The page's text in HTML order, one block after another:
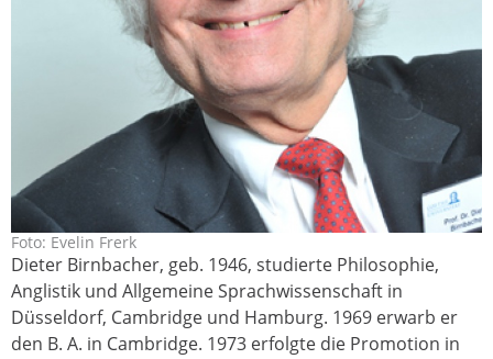
birnbacher_dieter_online_2011-
revelinfrerk__7416.jpg
Foto: Evelin Frerk
Dieter Birnbacher, geb. 1946, studierte Philosophie,
Anglistik und Allgemeine Sprachwissenschaft in
Düsseldorf, Cambridge und Hamburg. 1969 erwarb er
den B. A. in Cambridge. 1973 erfolgte die Promotion in